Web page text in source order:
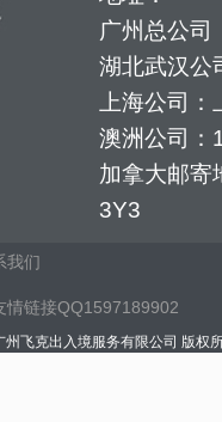
广州总公
湖北武汉公
上海公司
澳洲公司：
加拿大邮寄
3Y3
我们
情链接QQ1597189902
飞克出入境服务有限公司 版权